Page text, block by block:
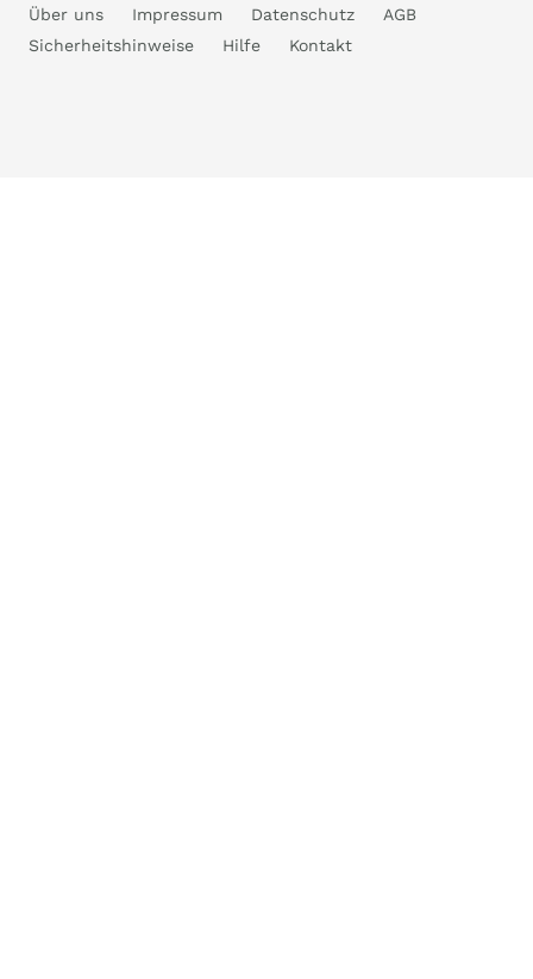
Über uns Impressum Datenschutz
AGB
Sicherheitshinweise
Hilfe Kontakt